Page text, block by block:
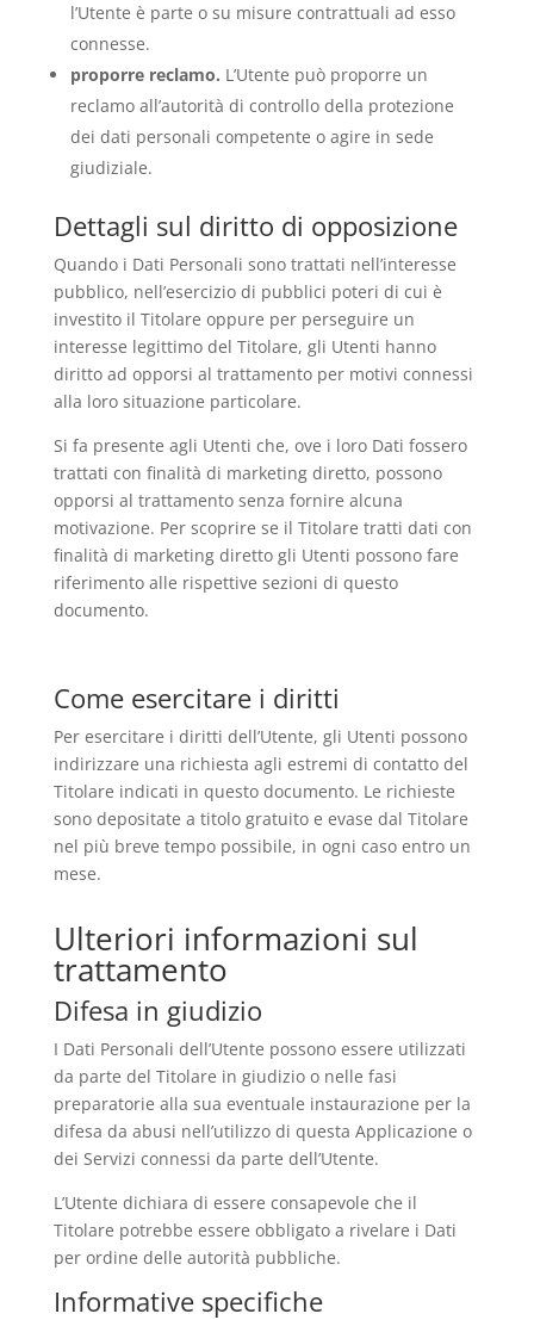
l’Utente è parte o su misure contrattuali ad esso
connesse.
proporre reclamo. L’Utente può proporre un
reclamo all’autorità di controllo della protezione
dei dati personali competente o agire in sede
giudiziale.
Dettagli sul diritto di opposizione
Quando i Dati Personali sono trattati nell’interesse
pubblico, nell’esercizio di pubblici poteri di cui è
investito il Titolare oppure per perseguire un
interesse legittimo del Titolare, gli Utenti hanno
diritto ad opporsi al trattamento per motivi connessi
alla loro situazione particolare.
Si fa presente agli Utenti che, ove i loro Dati fossero
trattati con finalità di marketing diretto, possono
opporsi al trattamento senza fornire alcuna
motivazione. Per scoprire se il Titolare tratti dati con
finalità di marketing diretto gli Utenti possono fare
riferimento alle rispettive sezioni di questo
documento.
Come esercitare i diritti
Per esercitare i diritti dell’Utente, gli Utenti possono
indirizzare una richiesta agli estremi di contatto del
Titolare indicati in questo documento. Le richieste
sono depositate a titolo gratuito e evase dal Titolare
nel più breve tempo possibile, in ogni caso entro un
mese.
Ulteriori informazioni sul
trattamento
Difesa in giudizio
I Dati Personali dell’Utente possono essere utilizzati
da parte del Titolare in giudizio o nelle fasi
preparatorie alla sua eventuale instaurazione per la
difesa da abusi nell’utilizzo di questa Applicazione o
dei Servizi connessi da parte dell’Utente.
L’Utente dichiara di essere consapevole che il
Titolare potrebbe essere obbligato a rivelare i Dati
per ordine delle autorità pubbliche.
Informative specifiche